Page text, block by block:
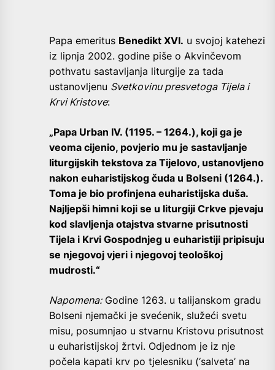
Papa emeritus Benedikt XVI. u svojoj katehezi
iz lipnja 2002. godine piše o Akvinčevom
pothvatu sastavljanja liturgije za tada
ustanovljenu Svetkovinu presvetoga Tijela i
Krvi Kristove:
„Papa Urban IV. (1195. – 1264.), koji ga je
veoma cijenio, povjerio mu je sastavljanje
liturgijskih tekstova za Tijelovo, ustanovljeno
nakon euharistijskog čuda u Bolseni (1264.).
Toma je bio profinjena euharistijska duša.
Najljepši himni koji se u liturgiji Crkve pjevaju
kod slavljenja otajstva stvarne prisutnosti
Tijela i Krvi Gospodnjeg u euharistiji pripisuju
se njegovoj vjeri i njegovoj teološkoj
mudrosti.“
Napomena:Godine 1263. u talijanskom gradu
Bolseni njemački je svećenik, služeći svetu
misu, posumnjao u stvarnu Kristovu prisutnost
u euharistijskoj žrtvi. Odjednom je iz nje
počela kapati krv po tjelesniku (‘salveta’ na